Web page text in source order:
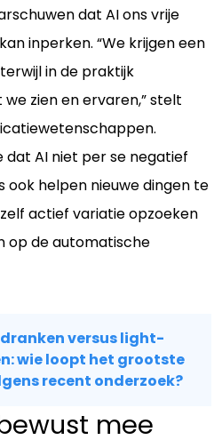
dat AI ons vrije
inperken. “We krijgen een
in de praktijk
zien en ervaren,” stelt
dat AI niet per se negatief
ook helpen nieuwe dingen te
actief variatie opzoeken
op de automatische
versus light-
wie loopt het grootste
recent onderzoek?
mee